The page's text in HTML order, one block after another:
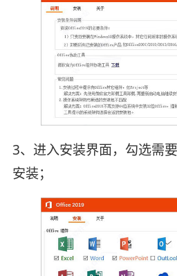
3、进入安装界面，勾选需
安装；